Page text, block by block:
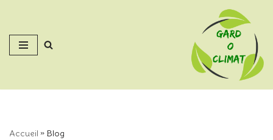
Aller
au
Accueil » Blog